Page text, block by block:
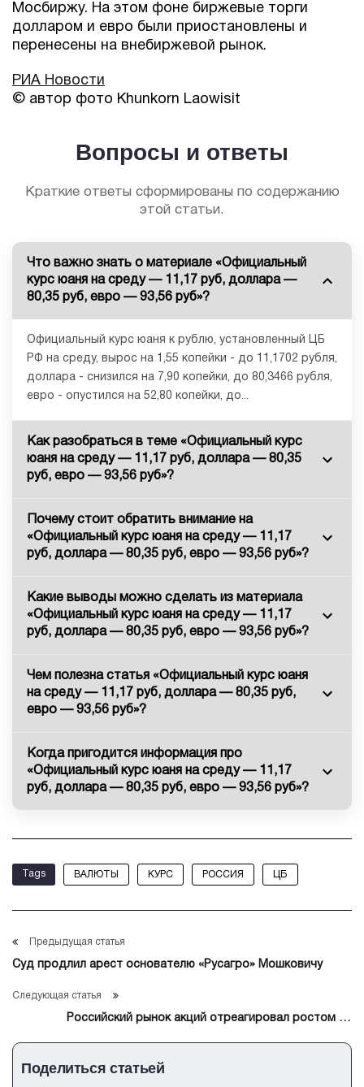
Мосбиржу. На этом фоне биржевые торги
долларом и евро были приостановлены и
перенесены на внебиржевой рынок.
РИА Новости
© автор фото Khunkorn Laowisit
Вопросы и ответы
Краткие ответы сформированы по содержанию
этой статьи.
Что важно знать о материале «Официальный
курс юаня на среду — 11,17 руб, доллара —
80,35 руб, евро — 93,56 руб»?
Официальный курс юаня к рублю, установленный ЦБ
РФ на среду, вырос на 1,55 копейки - до 11,1702 рубля,
доллара - снизился на 7,90 копейки, до 80,3466 рубля,
евро - опустился на 52,80 копейки, до...
Как разобраться в теме «Официальный курс
юаня на среду — 11,17 руб, доллара — 80,35
руб, евро — 93,56 руб»?
Почему стоит обратить внимание на
«Официальный курс юаня на среду — 11,17
руб, доллара — 80,35 руб, евро — 93,56 руб»?
Какие выводы можно сделать из материала
«Официальный курс юаня на среду — 11,17
руб, доллара — 80,35 руб, евро — 93,56 руб»?
Чем полезна статья «Официальный курс юаня
на среду — 11,17 руб, доллара — 80,35 руб,
евро — 93,56 руб»?
Когда пригодится информация про
«Официальный курс юаня на среду — 11,17
руб, доллара — 80,35 руб, евро — 93,56 руб»?
Tags ВАЛЮТЫ КУРС РОССИЯ ЦБ
Предыдущая статья
Суд продлил арест основателю «Русагро» Мошковичу
Следующая статья
Российский рынок акций отреагировал ростом на
Поделиться статьей